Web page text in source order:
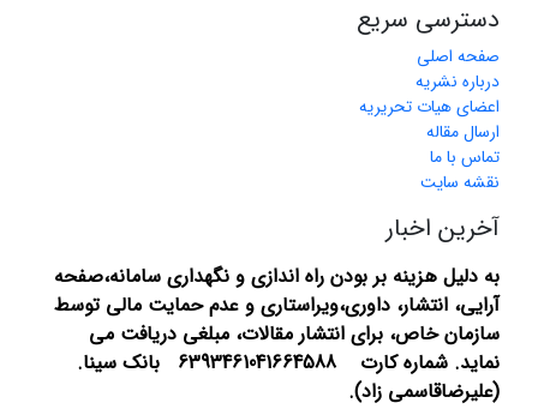
دسترسی سریع
صفحه اصلی
درباره نشریه
اعضای هیات تحریریه
ارسال مقاله
تماس با ما
نقشه سایت
آخرین اخبار
به دلیل هزینه بر بودن راه اندازی و نگهداری سامانه،صفحه
آرایی، انتشار، داوری،ویراستاری و عدم حمایت مالی توسط
سازمان خاص، برای انتشار مقالات، مبلغی دریافت می
نماید.
شماره کارت 6393461041664588 بانک سینا.
(علیرضاقاسمی زاد).